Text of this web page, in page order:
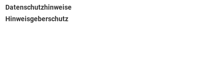
Datenschutzhinweise
Hinweisgeberschutz